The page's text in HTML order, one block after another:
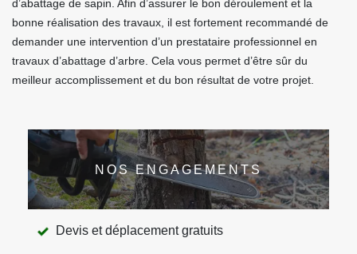
d’abattage de sapin. Afin d’assurer le bon déroulement et la
bonne réalisation des travaux, il est fortement recommandé de
demander une intervention d’un prestataire professionnel en
travaux d’abattage d’arbre. Cela vous permet d’être sûr du
meilleur accomplissement et du bon résultat de votre projet.
NOS ENGAGEMENTS
Devis et déplacement gratuits